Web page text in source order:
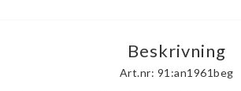
Beskrivning
Art.nr: 91:an1961beg